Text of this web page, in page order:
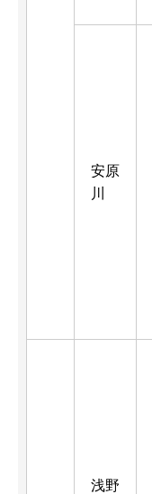
安原
川
浅野